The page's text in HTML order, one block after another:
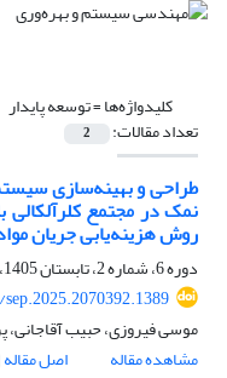
کلیدواژه‌ها =توسعه پایدار
تعداد مقالات: 2
طراحی و بهینه‌سازی
نمک در مجتمع کلرآلکالی
روش هزینه‌یابی جریان
دوره 6، شماره 2، تابستان 1405، صفحه
موسی فیروزی، حبیب آقاجانی،
مشاهده مقاله
اصل مقاله